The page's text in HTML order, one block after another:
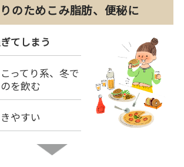
のためこみ脂肪、便秘に
てしまう
ってり系、冬で
を飲む
やすい